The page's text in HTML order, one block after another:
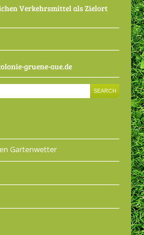
Verkehrsmittel als Zielort
gruene-aue.de
Gartenwetter